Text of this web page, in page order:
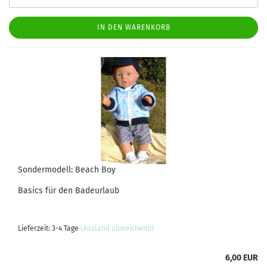
IN DEN WARENKORB
Sondermodell: Beach Boy
Basics für den Badeurlaub
Lieferzeit: 3-4 Tage (Ausland abweichend)
6,00 EUR